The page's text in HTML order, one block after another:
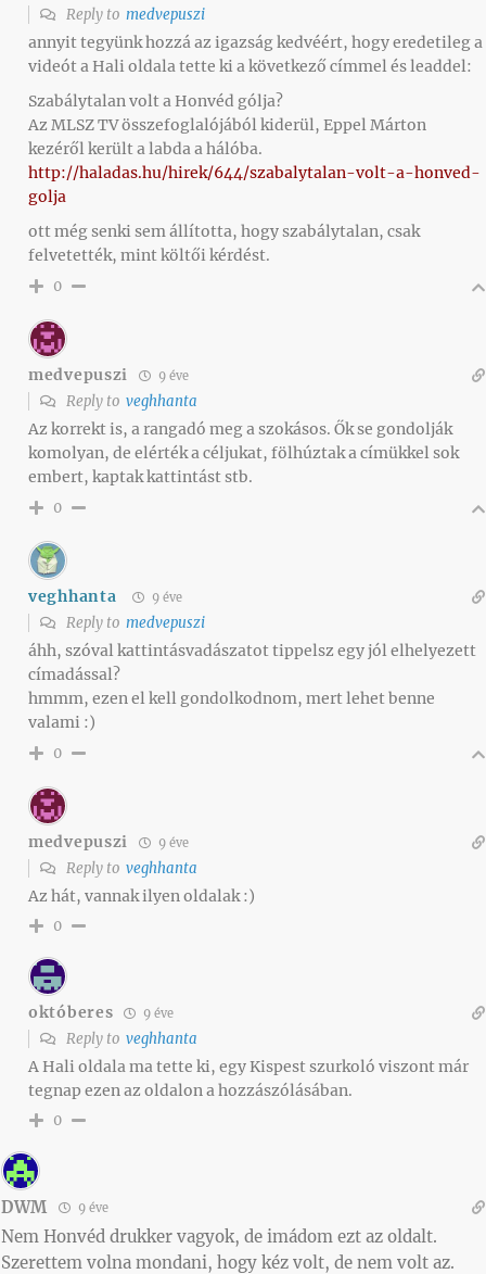
Reply to medvepuszi
annyit tegyünk hozzá az igazság kedvéért, hogy eredetileg a
videót a Hali oldala tette ki a következő címmel és leaddel:
Szabálytalan volt a Honvéd gólja?
Az MLSZ TV összefoglalójából kiderül, Eppel Márton
kezéről került a labda a hálóba.
http://haladas.hu/hirek/644/szabalytalan-volt-a-honved-
golja
ott még senki sem állította, hogy szabálytalan, csak
felvetették, mint költői kérdést.
0
medvepuszi 9 éve
Reply to veghhanta
Az korrekt is, a rangadó meg a szokásos. Ők se gondolják
komolyan, de elérték a céljukat, fölhúztak a címükkel sok
embert, kaptak kattintást stb.
0
veghhanta 9 éve
Reply to medvepuszi
áhh, szóval kattintásvadászatot tippelsz egy jól elhelyezett
címadással?
hmmm, ezen el kell gondolkodnom, mert lehet benne
valami :)
0
medvepuszi 9 éve
Reply to veghhanta
Az hát, vannak ilyen oldalak :)
0
októberes 9 éve
Reply to veghhanta
A Hali oldala ma tette ki, egy Kispest szurkoló viszont már
tegnap ezen az oldalon a hozzászólásában.
0
DWM 9 éve
Nem Honvéd drukker vagyok, de imádom ezt az oldalt.
Szerettem volna mondani, hogy kéz volt, de nem volt az.